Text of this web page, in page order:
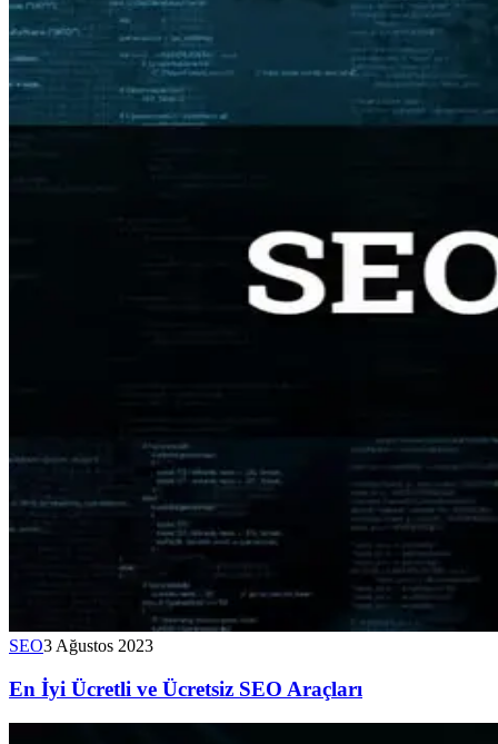
SEO3 Ağustos 2023
En İyi Ücretli ve Ücretsiz SEO Araçları